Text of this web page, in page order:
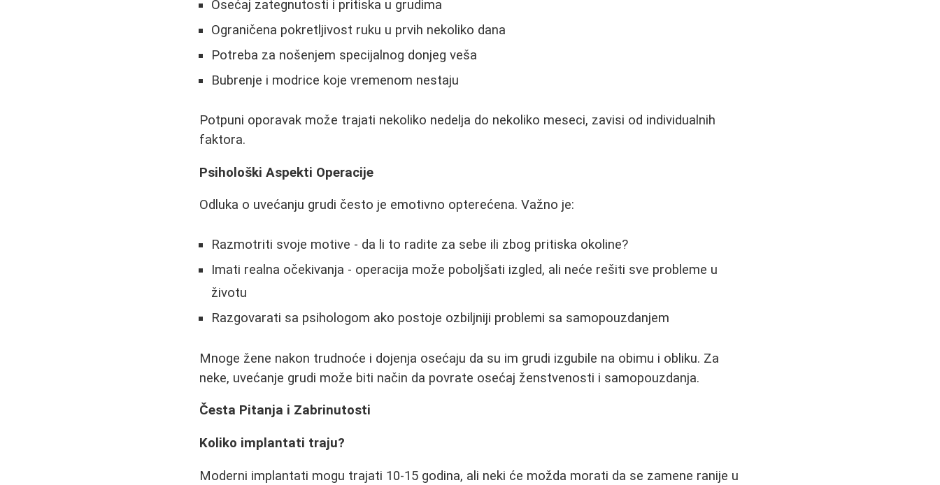
Osećaj zategnutosti i pritiska u grudima
Ograničena pokretljivost ruku u prvih nekoliko dana
Potreba za nošenjem specijalnog donjeg veša
Bubrenje i modrice koje vremenom nestaju
Potpuni oporavak može trajati nekoliko nedelja do nekoliko meseci, zavisi od individualnih
faktora.
Psihološki Aspekti Operacije
Odluka o uvećanju grudi često je emotivno opterećena. Važno je:
Razmotriti svoje motive - da li to radite za sebe ili zbog pritiska okoline?
Imati realna očekivanja - operacija može poboljšati izgled, ali neće rešiti sve probleme u
životu
Razgovarati sa psihologom ako postoje ozbiljniji problemi sa samopouzdanjem
Mnoge žene nakon trudnoće i dojenja osećaju da su im grudi izgubile na obimu i obliku. Za
neke, uvećanje grudi može biti način da povrate osećaj ženstvenosti i samopouzdanja.
Česta Pitanja i Zabrinutosti
Koliko implantati traju?
Moderni implantati mogu trajati 10-15 godina, ali neki će možda morati da se zamene ranije u